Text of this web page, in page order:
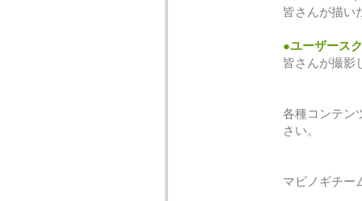
皆さんが描い
●ユーザース
皆さんが撮影
各種コンテン
さい。
マビノギチー